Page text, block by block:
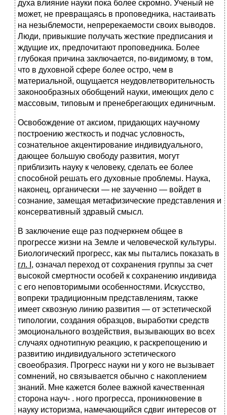
духа влияние науки пока более скромно. Ученый не
может, не превращаясь в проповедника, настаивать
на незыблемости, непререкаемости своих выводов.
Люди, привыкшие получать жесткие предписания и
ждущие их, предпочитают проповедника. Более
глубокая причина заключается, по-видимому, в том,
что в духовной сфере более остро, чем в
материальной, ощущается неудовлетворительность
законообразных обобщений науки, имеющих дело с
массовым, типовым и пренебрегающих единичным.
Освобождение от аксиом, придающих научному
построению жесткость и подчас условность,
сознательное акцентирование индивидуального,
дающее большую свободу развития, могут
приблизить науку к человеку, сделать ее более
способной решать его духовные проблемы. Наука,
наконец, органически — не заученно — войдет в
сознание, замещая метафизические представления и
консервативный здравый смысл.
В заключение еще раз подчеркнем общее в
прогрессе жизни на Земле и человеческой культуры.
Биологический прогресс, как мы пытались показать в
гл. I , означал переход от сохранения группы за счет
высокой смертности особей к сохранению индивида
с его неповторимыми особенностями. Искусство,
вопреки традиционным представлениям, также
имеет сквозную линию развития — от эстетической
типологии, создания образцов, выработки средств
эмоционального воздействия, вызывающих во всех
случаях однотипную реакцию, к раскрепощению и
развитию индивидуального эстетического
своеобразия. Прогресс науки ни у кого не вызывает
сомнений, но связывается обычно с накоплением
знаний. Мне кажется более важной качественная
сторона науч- . ного прогресса, проникновение в
науку историзма, намечающийся сдвиг интересов от